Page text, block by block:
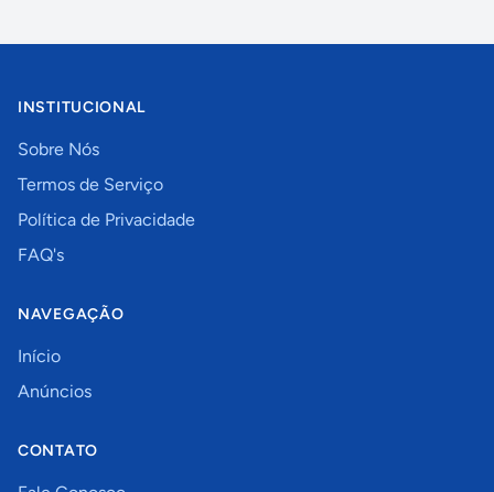
INSTITUCIONAL
Sobre Nós
Termos de Serviço
Política de Privacidade
FAQ's
NAVEGAÇÃO
Início
Anúncios
CONTATO